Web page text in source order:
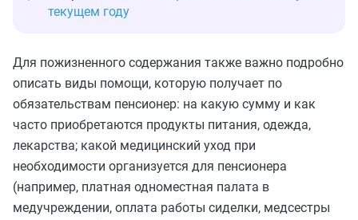
текущем году
Для пожизненного содержания также важно подробно
описать виды помощи, которую получает по
обязательствам пенсионер: на какую сумму и как
часто приобретаются продукты питания, одежда,
лекарства; какой медицинский уход при
необходимости организуется для пенсионера
(например, платная одноместная палата в
медучреждении, оплата работы сиделки, медсестры